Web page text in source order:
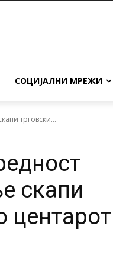
СОЦИЈАЛНИ МРЕЖИ
трговски...
скапи
центарот